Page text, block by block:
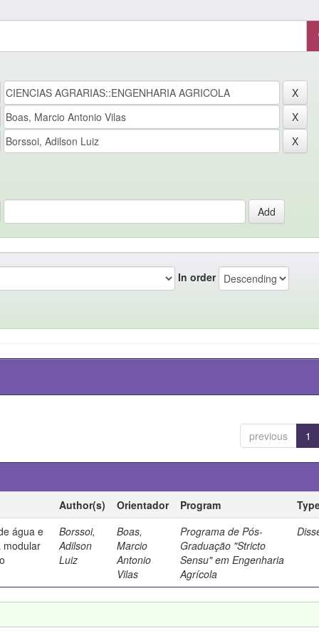
In order
previous 1
Author(s) Orientador Program
água e
modular
Borssoi,
Adilson
Luiz
Boas,
Marcio
Antonio
Vilas
Programa de Pós-
Graduação "Stricto
Sensu" em Engenharia
Agrícola